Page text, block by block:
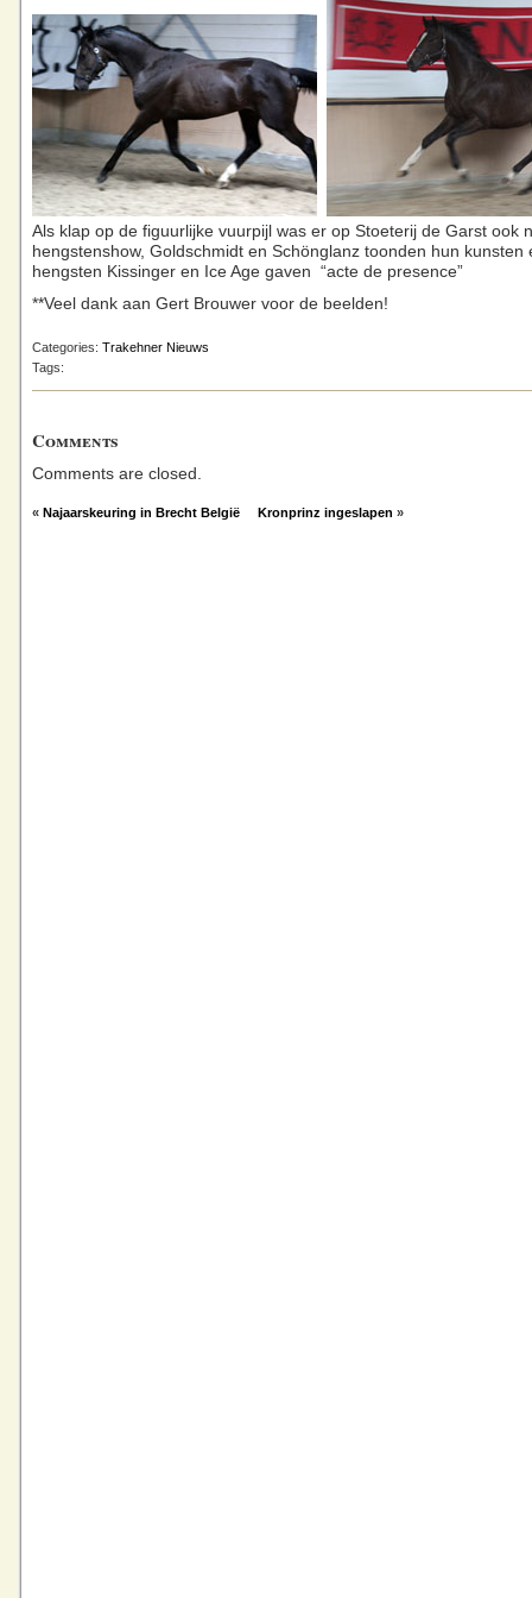
Als klap op de figuurlijke vuurpijl was er op Stoeterij de Garst ook
hengstenshow, Goldschmidt en Schönglanz toonden hun kunsten
hengsten Kissinger en Ice Age gaven “acte de presence”
**Veel dank aan Gert Brouwer voor de beelden!
Categories: Trakehner Nieuws
Tags:
Comments
Comments are closed.
« Najaarskeuring in Brecht België Kronprinz ingeslapen »